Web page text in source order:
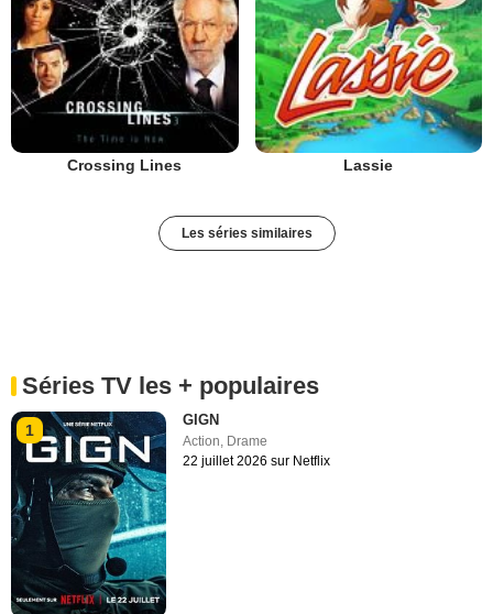
Crossing Lines Lassie
Les séries similaires
Séries TV les + populaires
1
GIGN
Action Drame
22 juillet 2026 sur Netflix